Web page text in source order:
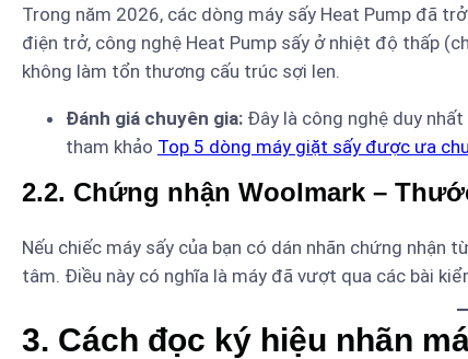
Trong năm 2026, các dòng máy sấy Heat Pump đã
điện trở, công nghệ Heat Pump sấy ở nhiệt độ thấp
không làm tổn thương cấu trúc sợi len.
Đánh giá chuyên gia: Đây là công nghệ duy
tham khảo Top 5 dòng máy giặt sấy được ưa
2.2. Chứng nhận Woolmark –
Nếu chiếc máy sấy của bạn có dán nhãn chứng nhận
tâm. Điều này có nghĩa là máy đã vượt qua các bài
3. Cách đọc ký hiệu nhãn